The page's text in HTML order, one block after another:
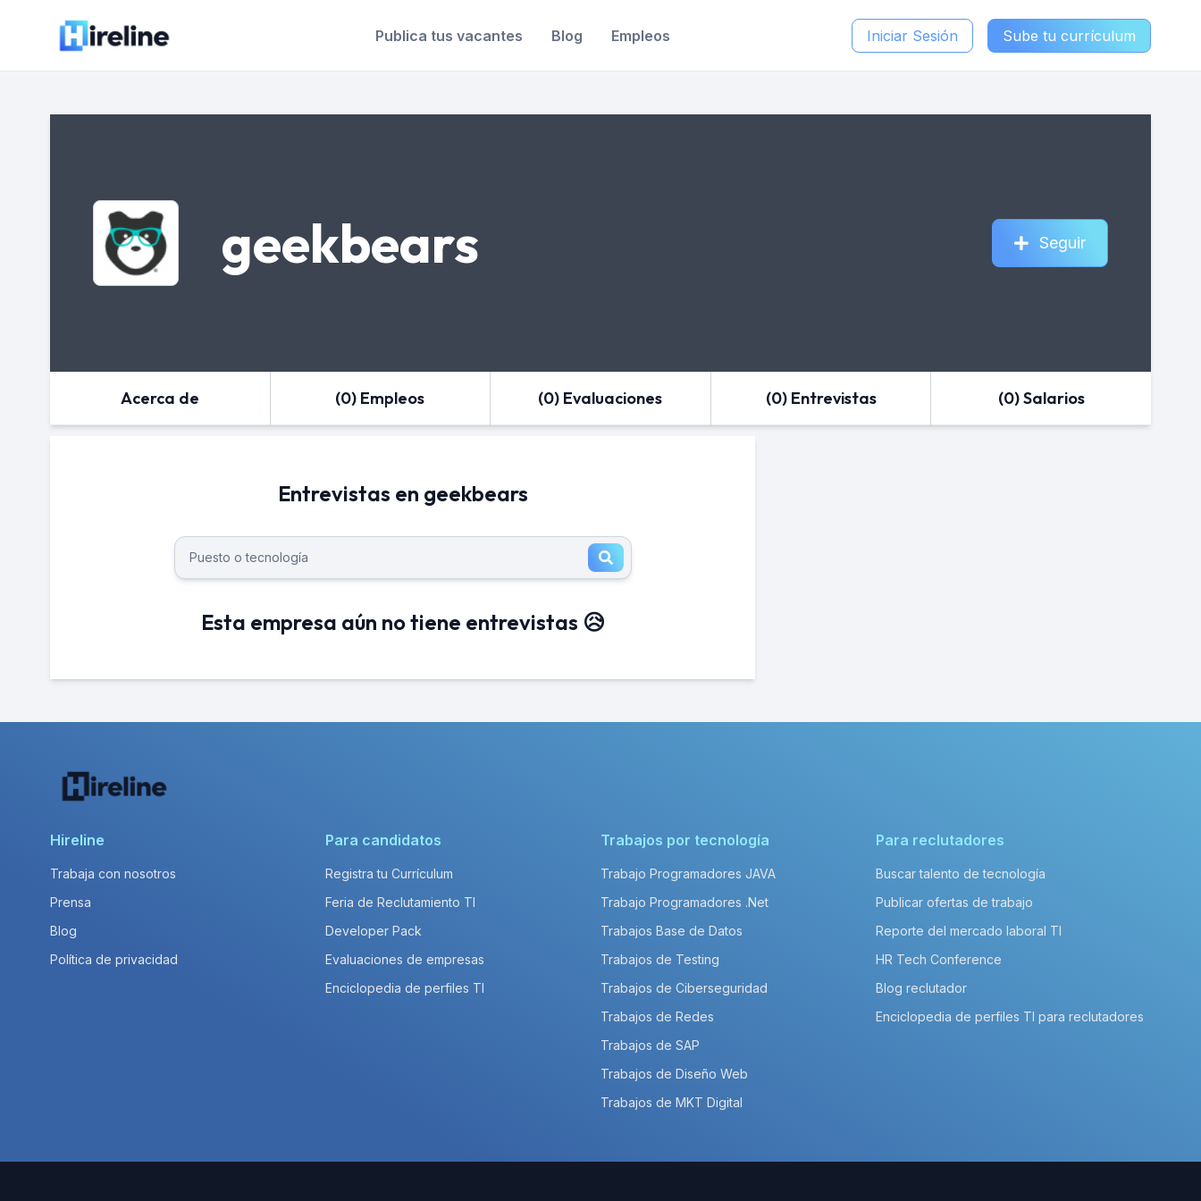
Publica tus vacantes Blog Empleos Iniciar Sesión Sube tu currículum
geekbears Seguir
Acerca de (0) Empleos (0) Evaluaciones (0) Entrevistas (0) Salarios
Entrevistas en geekbears
Esta empresa aún no tiene entrevistas 😥
Hireline
Trabaja con nosotros
Prensa
Blog
Política de privacidad
Para candidatos
Registra tu Currículum
Feria de Reclutamiento TI
Developer Pack
Evaluaciones de empresas
Enciclopedia de perfiles TI
Trabajos por tecnología
Trabajo Programadores JAVA
Trabajo Programadores .Net
Trabajos Base de Datos
Trabajos de Testing
Trabajos de Ciberseguridad
Trabajos de Redes
Trabajos de SAP
Trabajos de Diseño Web
Trabajos de MKT Digital
Para reclutadores
Buscar talento de tecnología
Publicar ofertas de trabajo
Reporte del mercado laboral TI
HR Tech Conference
Blog reclutador
Enciclopedia de perfiles TI para reclutadores